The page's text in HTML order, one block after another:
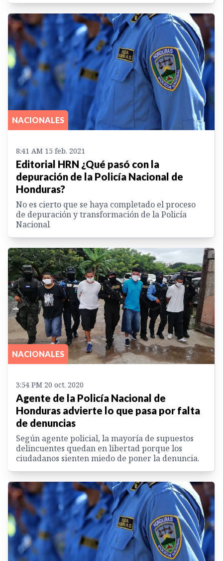
NACIONALES
8:41 AM 15 feb. 2021
Editorial HRN ¿Qué pasó con la
depuración de la Policía Nacional de
Honduras?
No es cierto que se haya completado el proceso
de depuración y transformación de la Policía
Nacional
NACIONALES
3:54 PM 20 oct. 2020
Agente de la Policía Nacional de
Honduras advierte lo que pasa por falta
de denuncias
Según agente policial, la mayoría de supuestos
delincuentes quedan en libertad porque los
ciudadanos sienten miedo de poner la denuncia.